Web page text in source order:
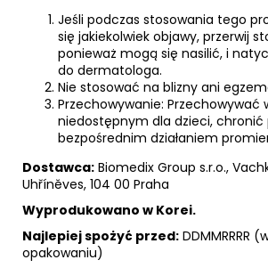
Jeśli podczas stosowania tego
się jakiekolwiek objawy, przerwij
ponieważ mogą się nasilić, i
do dermatologa.
Nie stosować na blizny ani
Przechowywanie: Przechowywać
niedostępnym dla dzieci, chronić
bezpośrednim działaniem
Dostawca: Biomedix Group s.r.o.,
Uhříněves, 104 00 Praha
Wyprodukowano w Korei.
Najlepiej spożyć przed: DDMMRRRR
opakowaniu)